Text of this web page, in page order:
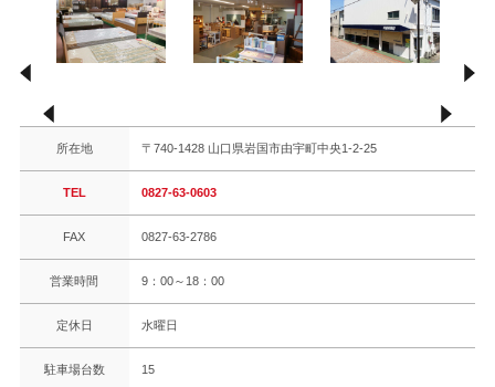
所在地 〒740-1428 山口県岩国市由宇町中央1-2-25
TEL 0827-63-0603
FAX 0827-63-2786
営業時間 9：00～18：00
定休日 水曜日
駐車場台数 15